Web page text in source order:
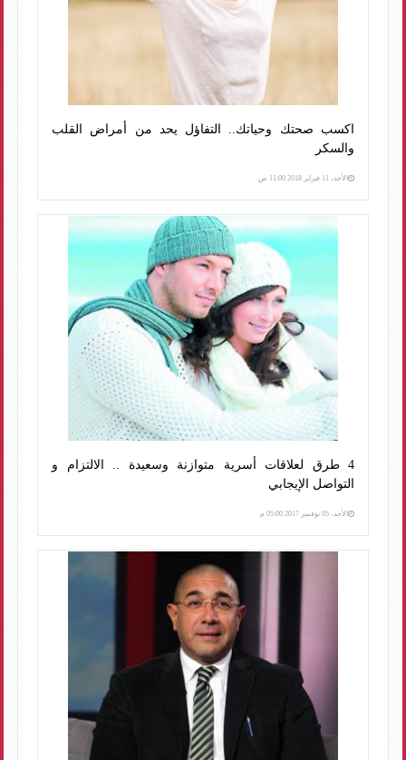
اكسب صحتك وحياتك.. التفاؤل يحد من أمراض القلب
والسكر
الأحد، 11 فبراير 2018 11:00 ص
4 طرق لعلاقات أسرية متوازنة وسعيدة .. الالتزام و
التواصل الإيجابي
الأحد، 05 نوفمبر 2017 05:00 م